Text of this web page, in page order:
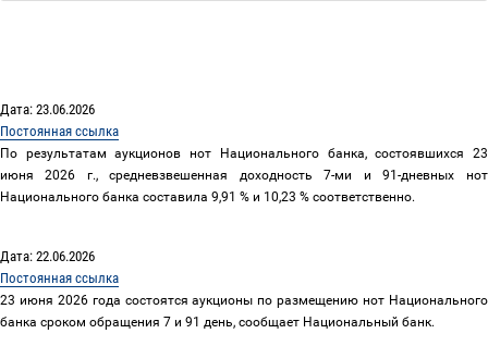
Дата: 23.06.2026
Постоянная ссылка
По результатам аукционов нот Национального банка, состоявшихся 23
июня 2026 г., средневзвешенная доходность 7-ми и 91-дневных нот
Национального банка составила 9,91 % и 10,23 % соответственно.
Дата: 22.06.2026
Постоянная ссылка
23 июня 2026 года состоятся аукционы по размещению нот Национального
банка сроком обращения 7 и 91 день, сообщает Национальный банк.